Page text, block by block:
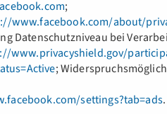
;
www.facebook.com/about/
Datenschutzniveau bei
www.privacyshield.gov/
;
settings?tab=ads.